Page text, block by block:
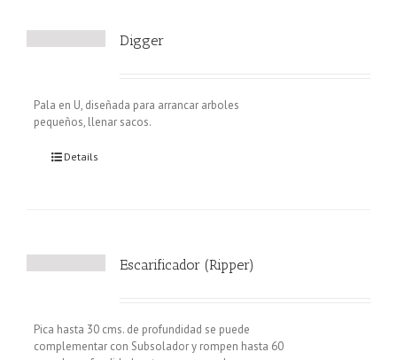
Digger
Pala en U, diseñada para arrancar arboles
pequeños, llenar sacos.
Details
Escarificador (Ripper)
Pica hasta 30 cms. de profundidad se puede
complementar con Subsolador y rompen hasta 60